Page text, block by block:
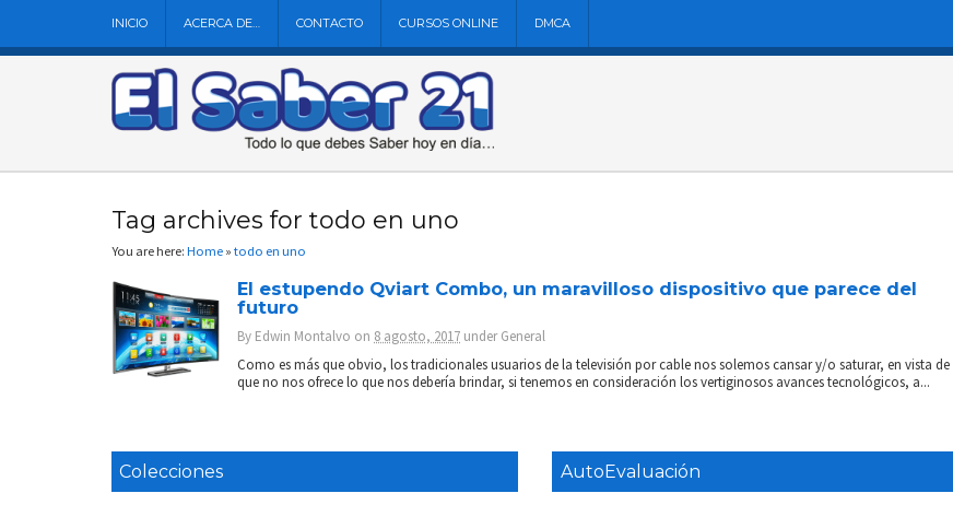
INICIO ACERCA DE… CONTACTO CURSOS ONLINE DMCA
Tag archives for todo en uno
You are here: Home » todo en uno
El estupendo Qviart Combo, un maravilloso dispositivo que parece del
futuro
By Edwin Montalvo on 8 agosto, 2017 underGeneral
Como es más que obvio, los tradicionales usuarios de la televisión por cable nos solemos cansar y/o saturar, en vista de
que no nos ofrece lo que nos debería brindar, si tenemos en consideración los vertiginosos avances tecnológicos, a...
Colecciones AutoEvaluación